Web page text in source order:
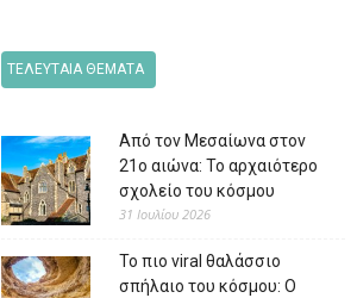
ΤΕΛΕΥΤΑΙΑ ΘΕΜΑΤΑ
Από τον Μεσαίωνα στον
21ο αιώνα: Το αρχαιότερο
σχολείο του κόσμου
31 Ιουλίου 2026
Το πιο viral θαλάσσιο
σπήλαιο του κόσμου: Ο